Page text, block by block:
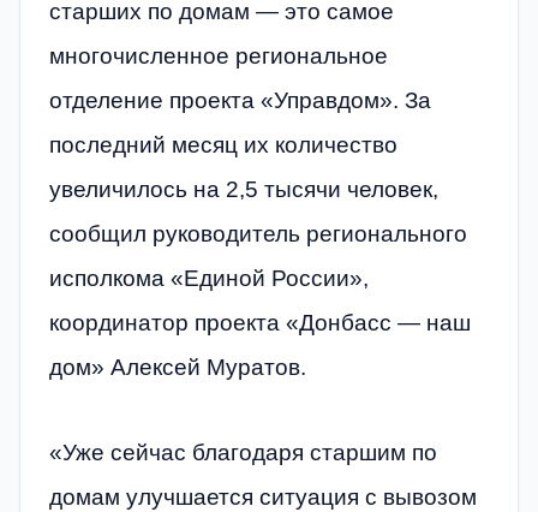
старших по домам — это самое
многочисленное региональное
отделение проекта «Управдом». За
последний месяц их количество
увеличилось на 2,5 тысячи человек,
сообщил руководитель регионального
исполкома «Единой России»,
координатор проекта «Донбасс — наш
дом» Алексей Муратов.
«Уже сейчас благодаря старшим по
домам улучшается ситуация с вывозом